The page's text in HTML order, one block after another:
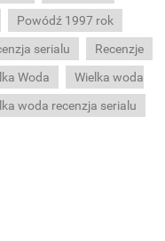
Powódź 1997 rok
serialu
Recenzje
Woda
Wielka woda
woda recenzja serialu